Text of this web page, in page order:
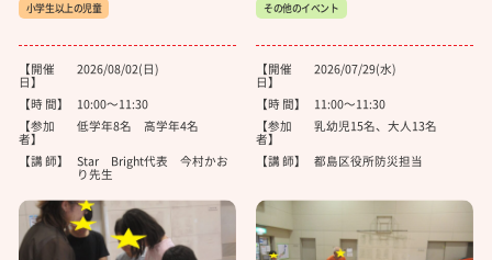
小学生以上の児童
【開催
日】
2026/08/02(日)
【時 間】
10:00～11:30
【参加
者】
低学年8名 高学年4名
【講 師】
Star Bright代表 今村かお
り先生
その他のイベント
【開催
日】
2026/07/29(水)
【時 間】
11:00～11:30
【参加
者】
乳幼児15名、大人13名
【講 師】 都島区役所防災担当